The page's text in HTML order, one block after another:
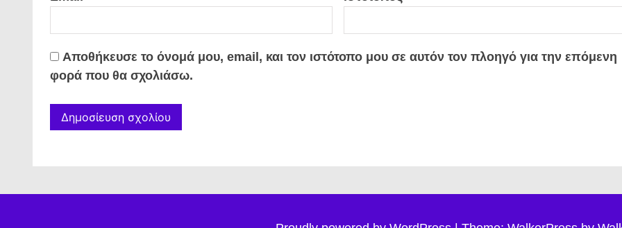
Αποθήκευσε το όνομά μου, email, και τον ιστότοπο μου σε αυτόν τον πλοηγό για την επόμενη
φορά που θα σχολιάσω.